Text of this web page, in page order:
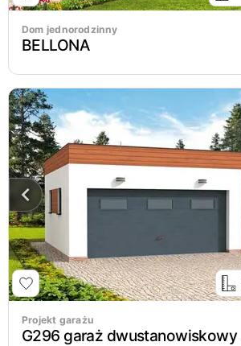
Dom jednorodzinny
BELLONA
Projekt garażu